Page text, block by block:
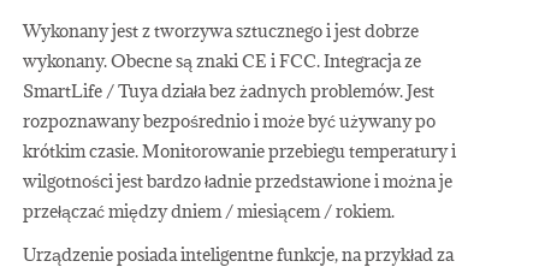
Wykonany jest z tworzywa sztucznego i jest dobrze
wykonany. Obecne są znaki CE i FCC. Integracja ze
SmartLife / Tuya działa bez żadnych problemów. Jest
rozpoznawany bezpośrednio i może być używany po
krótkim czasie. Monitorowanie przebiegu temperatury i
wilgotności jest bardzo ładnie przedstawione i można je
przełączać między dniem / miesiącem / rokiem.
Urządzenie posiada inteligentne funkcje, na przykład za